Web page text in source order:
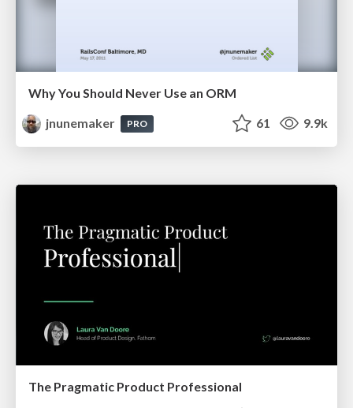
Why You Should Never Use an ORM
jnunemaker
PRO 61 9.9k
The Pragmatic Product Professional